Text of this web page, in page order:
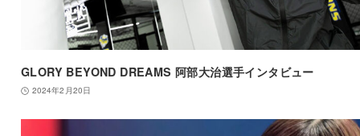
GLORY BEYOND DREAMS 阿部大治選手インタビュー
2024年2月20日